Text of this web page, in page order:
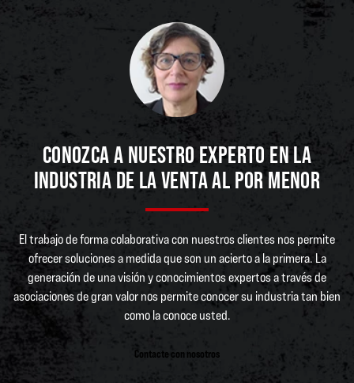
CONOZCA A NUESTRO EXPERTO EN LA
INDUSTRIA DE LA VENTA AL POR MENOR
El trabajo de forma colaborativa con nuestros clientes nos permite
ofrecer soluciones a medida que son un acierto a la primera. La
generación de una visión y conocimientos expertos a través de
asociaciones de gran valor nos permite conocer su industria tan bien
como la conoce usted.
Contacte con nosotros